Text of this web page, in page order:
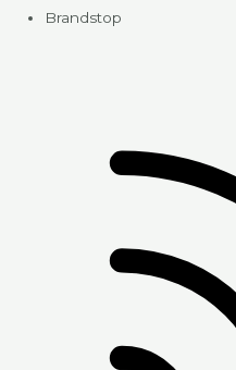
Brandstop